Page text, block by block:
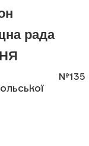
рада
№135